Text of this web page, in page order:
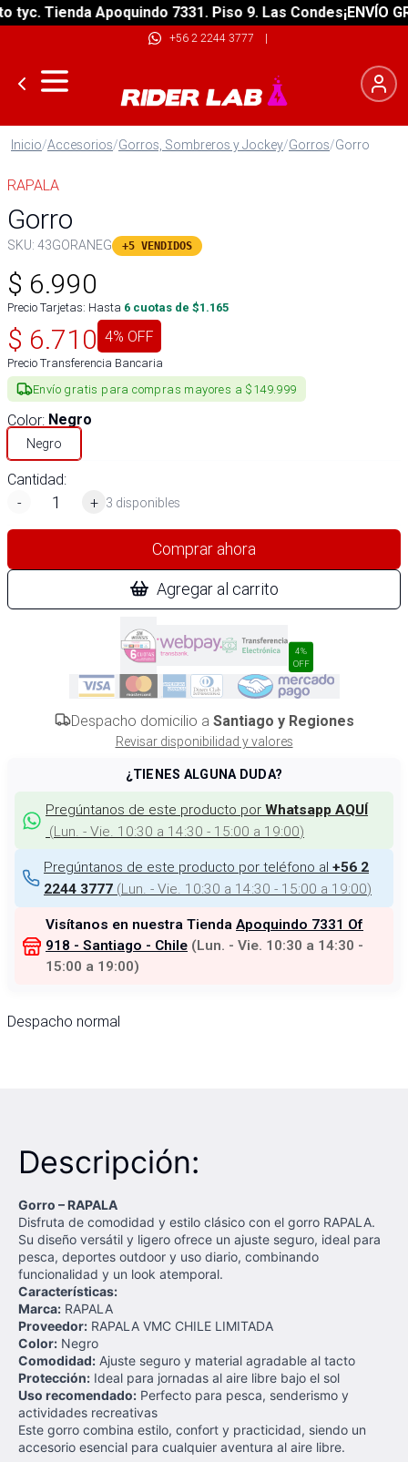
Tienda Apoquindo 7331. Piso 9. Las Condes¡ENVÍO
+56 2 2244 3777 |
Inicio/Accesorios/Gorros, Sombreros y Jockey/Gorros/Gorro
RAPALA
Gorro
SKU: 43GORANEG +5 VENDIDOS
$ 6.990
Precio Tarjetas: Hasta 6 cuotas de $1.165
$ 6.710 4% OFF
Precio Transferencia Bancaria
Envío gratis para compras mayores a $149.999
Color: Negro
Negro
Cantidad:
-
+ 3 disponibles
Comprar ahora
Agregar al carrito
4%
OFF
Despacho domicilio a Santiago y Regiones
Revisar disponibilidad y valores
¿TIENES ALGUNA DUDA?
Pregúntanos de este producto por Whatsapp AQUÍ
(Lun. - Vie. 10:30 a 14:30 - 15:00 a 19:00)
Pregúntanos de este producto por teléfono al +56 2
2244 3777 (Lun. - Vie. 10:30 a 14:30 - 15:00 a 19:00)
Visítanos en nuestra Tienda Apoquindo 7331 Of
918 - Santiago - Chile (Lun. - Vie. 10:30 a 14:30 -
15:00 a 19:00)
Despacho normal
Descripción:
Gorro – RAPALA
Disfruta de comodidad y estilo clásico con el gorro RAPALA.
Su diseño versátil y ligero ofrece un ajuste seguro, ideal para
pesca, deportes outdoor y uso diario, combinando
funcionalidad y un look atemporal.
Características:
Marca: RAPALA
Proveedor: RAPALA VMC CHILE LIMITADA
Color: Negro
Comodidad: Ajuste seguro y material agradable al tacto
Protección: Ideal para jornadas al aire libre bajo el sol
Uso recomendado: Perfecto para pesca, senderismo y
actividades recreativas
Este gorro combina estilo, confort y practicidad, siendo un
accesorio esencial para cualquier aventura al aire libre.